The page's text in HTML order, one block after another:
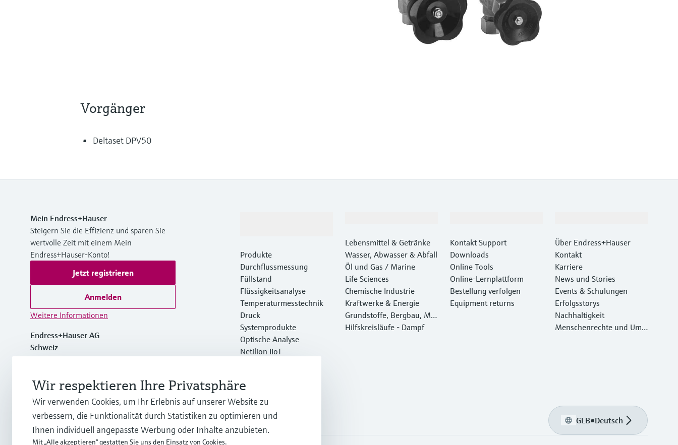
Vorgänger
Deltaset DPV50
Mein Endress+Hauser
Steigern Sie die Effizienz und sparen Sie
wertvolle Zeit mit einem Mein
Endress+Hauser-Konto!
Jetzt registrieren
Anmelden
Weitere Informationen
Endress+Hauser AG
Schweiz
info@endress.com
Produkte
Durchflussmessung
Füllstand
Flüssigkeitsanalyse
Temperaturmesstechnik
Druck
Systemprodukte
Optische Analyse
Netilion IIoT
Online Tools
Dienstleistungen
Lebensmittel & Getränke
Wasser, Abwasser & Abfall
Öl und Gas / Marine
Life Sciences
Chemische Industrie
Kraftwerke & Energie
Grundstoffe, Bergbau, Met
alle
Hilfskreisläufe - Dampf
Kontakt Support
Downloads
Online Tools
Online-Lernplattform
Bestellung verfolgen
Equipment returns
Über Endress+Hauser
Kontakt
Karriere
News und Stories
Events & Schulungen
Erfolgsstorys
Nachhaltigkeit
Menschenrechte und Umw
GLB•Deutsch
Wir respektieren Ihre Privatsphäre
Wir verwenden Cookies, um Ihr Erlebnis auf unserer Website zu
verbessern, die Funktionalität durch Statistiken zu optimieren und
Ihnen individuell angepasste Werbung oder Inhalte anzubieten.
Mit „Alle akzeptieren“ gestatten Sie uns den Einsatz von Cookies.